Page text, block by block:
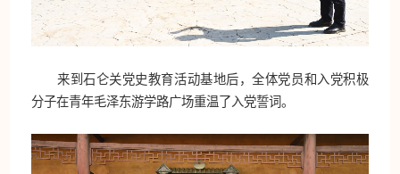
来到石仑关党史教育活动基地后，全体党员和入党积极
分子在青年毛泽东游学路广场重温了入党誓词。